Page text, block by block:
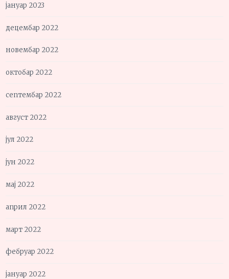
јануар 2023
децембар 2022
новембар 2022
октобар 2022
септембар 2022
август 2022
јул 2022
јун 2022
мај 2022
април 2022
март 2022
фебруар 2022
јануар 2022